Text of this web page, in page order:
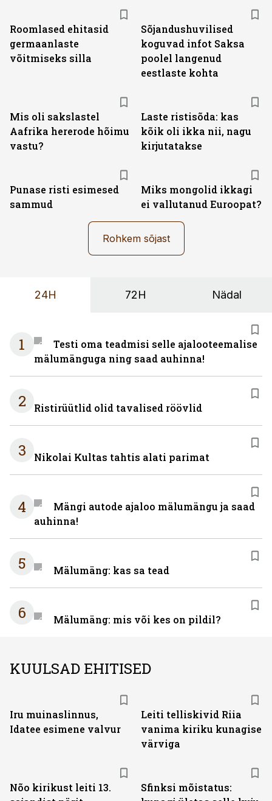
Roomlased ehitasid
germaanlaste
võitmiseks silla
Sõjandushuvilised
koguvad infot Saksa
poolel langenud
eestlaste kohta
Mis oli sakslastel
Aafrika hererode hõimu
vastu?
Laste ristisõda: kas
kõik oli ikka nii, nagu
kirjutatakse
Punase risti esimesed
sammud
Miks mongolid ikkagi
ei vallutanud Euroopat?
Rohkem sõjast
24H 72H Nädal
1
Testi oma teadmisi selle ajalooteemalise
mälumänguga ning saad auhinna!
2 Ristirüütlid olid tavalised röövlid
3 Nikolai Kultas tahtis alati parimat
4
Mängi autode ajaloo mälumängu ja saad
auhinna!
5 Mälumäng: kas sa tead
6 Mälumäng: mis või kes on pildil?
KUULSAD EHITISED
Iru muinaslinnus,
Idatee esimene valvur
Leiti telliskivid Riia
vanima kiriku kunagise
värviga
Nõo kirikust leiti 13.
Sfinksi mõistatus: